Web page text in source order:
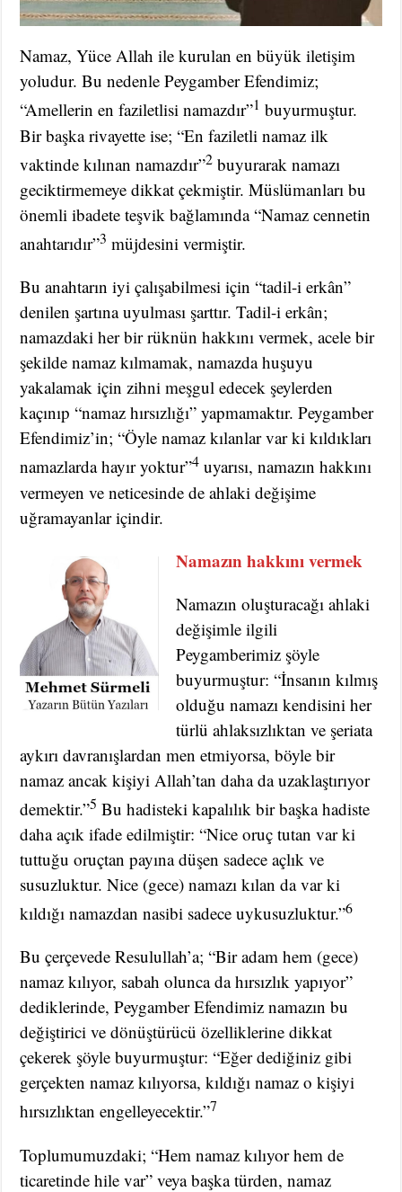
Namaz, Yüce Allah ile kurulan en büyük iletişim
yoludur. Bu nedenle Peygamber Efendimiz;
“Amellerin en faziletlisi namazdır”1 buyurmuştur.
Bir başka rivayette ise; “En faziletli namaz ilk
vaktinde kılınan namazdır”2 buyurarak namazı
geciktirmemeye dikkat çekmiştir. Müslümanları bu
önemli ibadete teşvik bağlamında “Namaz cennetin
anahtarıdır”3 müjdesini vermiştir.
Bu anahtarın iyi çalışabilmesi için “tadil-i erkân”
denilen şartına uyulması şarttır. Tadil-i erkân;
namazdaki her bir rüknün hakkını vermek, acele bir
şekilde namaz kılmamak, namazda huşuyu
yakalamak için zihni meşgul edecek şeylerden
kaçınıp “namaz hırsızlığı” yapmamaktır. Peygamber
Efendimiz’in; “Öyle namaz kılanlar var ki kıldıkları
namazlarda hayır yoktur”4 uyarısı, namazın hakkını
vermeyen ve neticesinde de ahlaki değişime
uğramayanlar içindir.
Namazın hakkını vermek
Namazın oluşturacağı ahlaki
değişimle ilgili
Peygamberimiz şöyle
buyurmuştur: “İnsanın kılmış
olduğu namazı kendisini her
türlü ahlaksızlıktan ve şeriata
aykırı davranışlardan men etmiyorsa, böyle bir
namaz ancak kişiyi Allah’tan daha da uzaklaştırıyor
demektir.”5 Bu hadisteki kapalılık bir başka hadiste
daha açık ifade edilmiştir: “Nice oruç tutan var ki
tuttuğu oruçtan payına düşen sadece açlık ve
susuzluktur. Nice (gece) namazı kılan da var ki
kıldığı namazdan nasibi sadece uykusuzluktur.”6
Bu çerçevede Resulullah’a; “Bir adam hem (gece)
namaz kılıyor, sabah olunca da hırsızlık yapıyor”
dediklerinde, Peygamber Efendimiz namazın bu
değiştirici ve dönüştürücü özelliklerine dikkat
çekerek şöyle buyurmuştur: “Eğer dediğiniz gibi
gerçekten namaz kılıyorsa, kıldığı namaz o kişiyi
hırsızlıktan engelleyecektir.”7
Toplumumuzdaki; “Hem namaz kılıyor hem de
ticaretinde hile var” veya başka türden, namaz